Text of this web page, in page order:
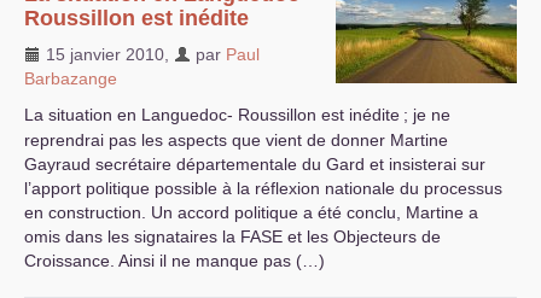
Roussillon est inédite
15 janvier 2010 par Paul
Barbazange
La situation en Languedoc- Roussillon est inédite ; je ne
reprendrai pas les aspects que vient de donner Martine
Gayraud secrétaire départementale du Gard et insisterai sur
l’apport politique possible à la réflexion nationale du processus
en construction. Un accord politique a été conclu, Martine a
omis dans les signataires la FASE et les Objecteurs de
Croissance. Ainsi il ne manque pas (…)